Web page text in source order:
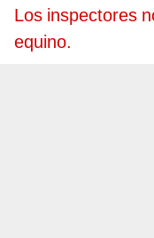
Los inspectores
equino.